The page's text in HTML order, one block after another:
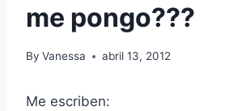
me pongo???
By Vanessa abril 13, 2012
Me escriben: